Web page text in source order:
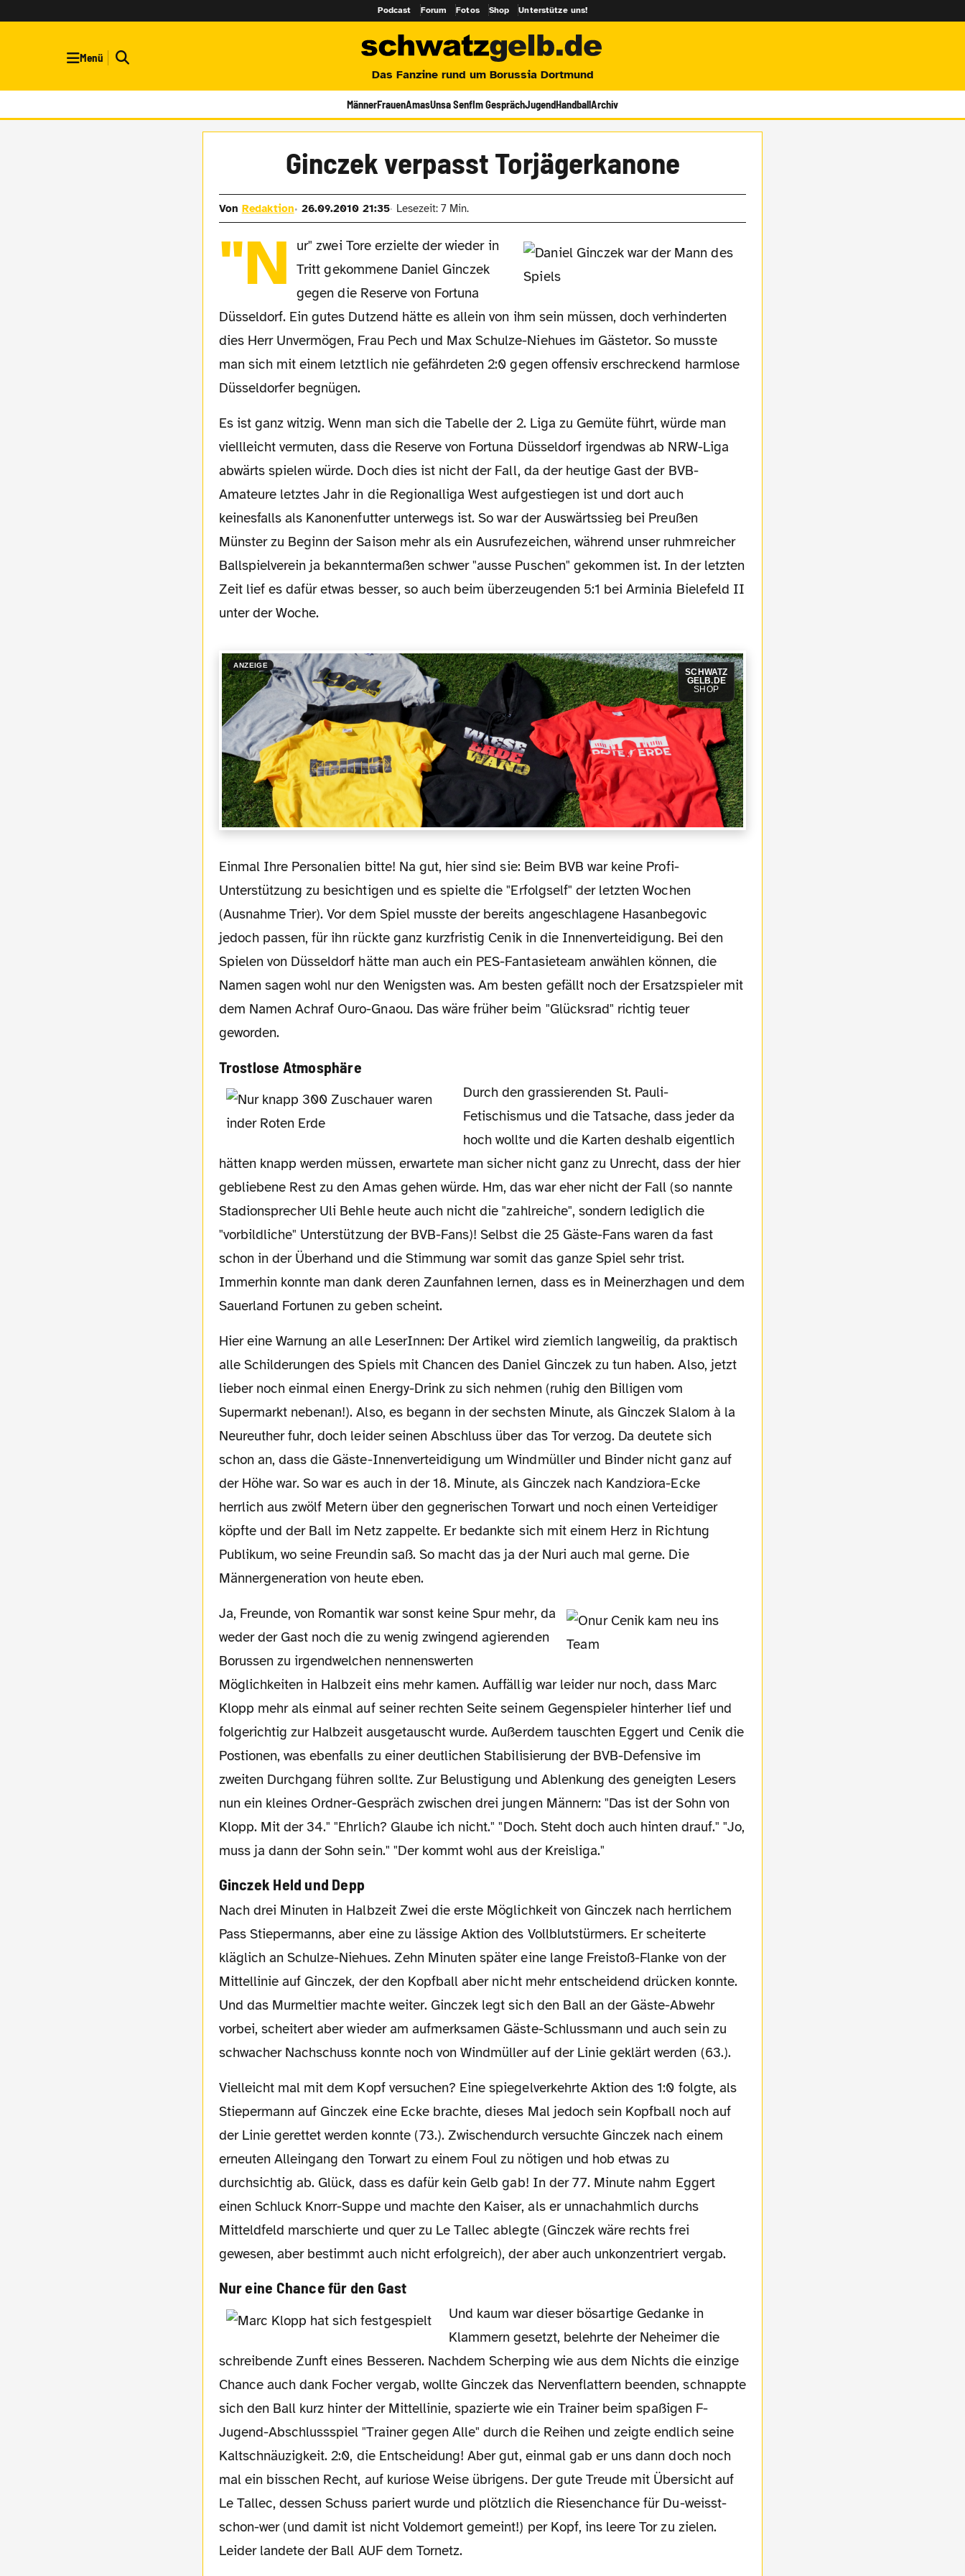
Podcast Forum Fotos Shop Unterstütze uns!
Menü
Das Fanzine rund um Borussia Dortmund
MännerFrauenAmasUnsa SenfIm GesprächJugendHandballArchiv
Ginczek verpasst Torjägerkanone
Von Redaktion 26.09.2010 21:35 Lesezeit: 7 Min.
"N
ur" zwei Tore erzielte der wieder in
Tritt gekommene Daniel Ginczek
gegen die Reserve von Fortuna
Düsseldorf. Ein gutes Dutzend hätte es allein von ihm sein müssen, doch verhinderten
dies Herr Unvermögen, Frau Pech und Max Schulze-Niehues im Gästetor. So musste
man sich mit einem letztlich nie gefährdeten 2:0 gegen offensiv erschreckend harmlose
Düsseldorfer begnügen.
Es ist ganz witzig. Wenn man sich die Tabelle der 2. Liga zu Gemüte führt, würde man
viellleicht vermuten, dass die Reserve von Fortuna Düsseldorf irgendwas ab NRW-Liga
abwärts spielen würde. Doch dies ist nicht der Fall, da der heutige Gast der BVB-
Amateure letztes Jahr in die Regionalliga West aufgestiegen ist und dort auch
keinesfalls als Kanonenfutter unterwegs ist. So war der Auswärtssieg bei Preußen
Münster zu Beginn der Saison mehr als ein Ausrufezeichen, während unser ruhmreicher
Ballspielverein ja bekanntermaßen schwer "ausse Puschen" gekommen ist. In der letzten
Zeit lief es dafür etwas besser, so auch beim überzeugenden 5:1 bei Arminia Bielefeld II
unter der Woche.
ANZEIGE
SCHWATZ
GELB.DE
SHOP
Einmal Ihre Personalien bitte! Na gut, hier sind sie: Beim BVB war keine Profi-
Unterstützung zu besichtigen und es spielte die "Erfolgself" der letzten Wochen
(Ausnahme Trier). Vor dem Spiel musste der bereits angeschlagene Hasanbegovic
jedoch passen, für ihn rückte ganz kurzfristig Cenik in die Innenverteidigung. Bei den
Spielen von Düsseldorf hätte man auch ein PES-Fantasieteam anwählen können, die
Namen sagen wohl nur den Wenigsten was. Am besten gefällt noch der Ersatzspieler mit
dem Namen Achraf Ouro-Gnaou. Das wäre früher beim "Glücksrad" richtig teuer
geworden.
Trostlose Atmosphäre
Durch den grassierenden St. Pauli-
Fetischismus und die Tatsache, dass jeder da
hoch wollte und die Karten deshalb eigentlich
hätten knapp werden müssen, erwartete man sicher nicht ganz zu Unrecht, dass der hier
gebliebene Rest zu den Amas gehen würde. Hm, das war eher nicht der Fall (so nannte
Stadionsprecher Uli Behle heute auch nicht die "zahlreiche", sondern lediglich die
"vorbildliche" Unterstützung der BVB-Fans)! Selbst die 25 Gäste-Fans waren da fast
schon in der Überhand und die Stimmung war somit das ganze Spiel sehr trist.
Immerhin konnte man dank deren Zaunfahnen lernen, dass es in Meinerzhagen und dem
Sauerland Fortunen zu geben scheint.
Hier eine Warnung an alle LeserInnen: Der Artikel wird ziemlich langweilig, da praktisch
alle Schilderungen des Spiels mit Chancen des Daniel Ginczek zu tun haben. Also, jetzt
lieber noch einmal einen Energy-Drink zu sich nehmen (ruhig den Billigen vom
Supermarkt nebenan!). Also, es begann in der sechsten Minute, als Ginczek Slalom à la
Neureuther fuhr, doch leider seinen Abschluss über das Tor verzog. Da deutete sich
schon an, dass die Gäste-Innenverteidigung um Windmüller und Binder nicht ganz auf
der Höhe war. So war es auch in der 18. Minute, als Ginczek nach Kandziora-Ecke
herrlich aus zwölf Metern über den gegnerischen Torwart und noch einen Verteidiger
köpfte und der Ball im Netz zappelte. Er bedankte sich mit einem Herz in Richtung
Publikum, wo seine Freundin saß. So macht das ja der Nuri auch mal gerne. Die
Männergeneration von heute eben.
Ja, Freunde, von Romantik war sonst keine Spur mehr, da
weder der Gast noch die zu wenig zwingend agierenden
Borussen zu irgendwelchen nennenswerten
Möglichkeiten in Halbzeit eins mehr kamen. Auffällig war leider nur noch, dass Marc
Klopp mehr als einmal auf seiner rechten Seite seinem Gegenspieler hinterher lief und
folgerichtig zur Halbzeit ausgetauscht wurde. Außerdem tauschten Eggert und Cenik die
Postionen, was ebenfalls zu einer deutlichen Stabilisierung der BVB-Defensive im
zweiten Durchgang führen sollte. Zur Belustigung und Ablenkung des geneigten Lesers
nun ein kleines Ordner-Gespräch zwischen drei jungen Männern: "Das ist der Sohn von
Klopp. Mit der 34." "Ehrlich? Glaube ich nicht." "Doch. Steht doch auch hinten drauf." "Jo,
muss ja dann der Sohn sein." "Der kommt wohl aus der Kreisliga."
Ginczek Held und Depp
Nach drei Minuten in Halbzeit Zwei die erste Möglichkeit von Ginczek nach herrlichem
Pass Stiepermanns, aber eine zu lässige Aktion des Vollblutstürmers. Er scheiterte
kläglich an Schulze-Niehues. Zehn Minuten später eine lange Freistoß-Flanke von der
Mittellinie auf Ginczek, der den Kopfball aber nicht mehr entscheidend drücken konnte.
Und das Murmeltier machte weiter. Ginczek legt sich den Ball an der Gäste-Abwehr
vorbei, scheitert aber wieder am aufmerksamen Gäste-Schlussmann und auch sein zu
schwacher Nachschuss konnte noch von Windmüller auf der Linie geklärt werden (63.).
Vielleicht mal mit dem Kopf versuchen? Eine spiegelverkehrte Aktion des 1:0 folgte, als
Stiepermann auf Ginczek eine Ecke brachte, dieses Mal jedoch sein Kopfball noch auf
der Linie gerettet werden konnte (73.). Zwischendurch versuchte Ginczek nach einem
erneuten Alleingang den Torwart zu einem Foul zu nötigen und hob etwas zu
durchsichtig ab. Glück, dass es dafür kein Gelb gab! In der 77. Minute nahm Eggert
einen Schluck Knorr-Suppe und machte den Kaiser, als er unnachahmlich durchs
Mitteldfeld marschierte und quer zu Le Tallec ablegte (Ginczek wäre rechts frei
gewesen, aber bestimmt auch nicht erfolgreich), der aber auch unkonzentriert vergab.
Nur eine Chance für den Gast
Und kaum war dieser bösartige Gedanke in
Klammern gesetzt, belehrte der Neheimer die
schreibende Zunft eines Besseren. Nachdem Scherping wie aus dem Nichts die einzige
Chance auch dank Focher vergab, wollte Ginczek das Nervenflattern beenden, schnappte
sich den Ball kurz hinter der Mittellinie, spazierte wie ein Trainer beim spaßigen F-
Jugend-Abschlussspiel "Trainer gegen Alle" durch die Reihen und zeigte endlich seine
Kaltschnäuzigkeit. 2:0, die Entscheidung! Aber gut, einmal gab er uns dann doch noch
mal ein bisschen Recht, auf kuriose Weise übrigens. Der gute Treude mit Übersicht auf
Le Tallec, dessen Schuss pariert wurde und plötzlich die Riesenchance für Du-weisst-
schon-wer (und damit ist nicht Voldemort gemeint!) per Kopf, ins leere Tor zu zielen.
Leider landete der Ball AUF dem Tornetz.